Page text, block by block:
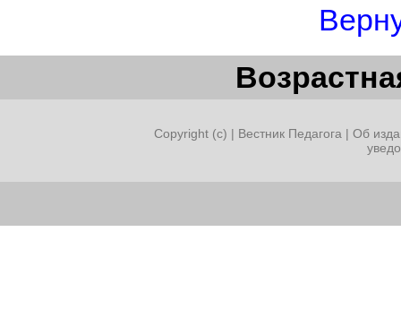
Copyright (c) | Вестник Педагога | Об